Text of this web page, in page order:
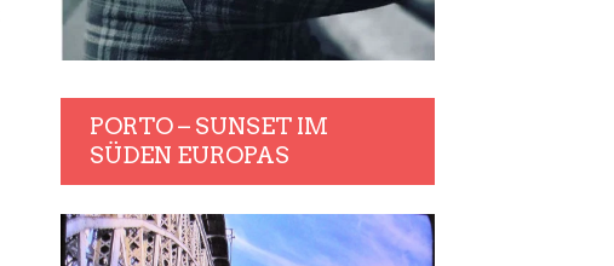
PORTO – SUNSET IM
SÜDEN EUROPAS